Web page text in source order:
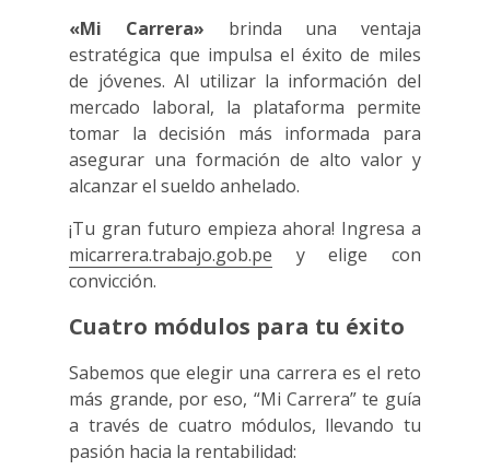
«Mi Carrera» brinda una ventaja
estratégica que impulsa el éxito de miles
de jóvenes. Al utilizar la información del
mercado laboral, la plataforma permite
tomar la decisión más informada para
asegurar una formación de alto valor y
alcanzar el sueldo anhelado.
¡Tu gran futuro empieza ahora! Ingresa a
micarrera.trabajo.gob.pe y elige con
convicción.
Cuatro módulos para tu éxito
Sabemos que elegir una carrera es el reto
más grande, por eso, “Mi Carrera” te guía
a través de cuatro módulos, llevando tu
pasión hacia la rentabilidad: